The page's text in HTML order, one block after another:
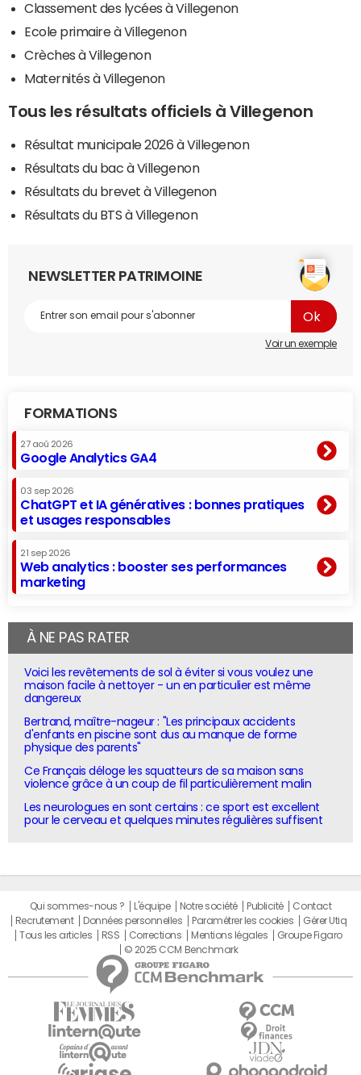
Classement des lycées à Villegenon
Ecole primaire à Villegenon
Crèches à Villegenon
Maternités à Villegenon
Tous les résultats officiels à Villegenon
Résultat municipale 2026 à Villegenon
Résultats du bac à Villegenon
Résultats du brevet à Villegenon
Résultats du BTS à Villegenon
NEWSLETTER PATRIMOINE
Voir un exemple
FORMATIONS
27 aoû 2026
Google Analytics GA4
03 sep 2026
ChatGPT et IA génératives : bonnes pratiques
et usages responsables
21 sep 2026
Web analytics : booster ses performances
marketing
À NE PAS RATER
Voici les revêtements de sol à éviter si vous voulez une
maison facile à nettoyer - un en particulier est même
dangereux
Bertrand, maître-nageur : "Les principaux accidents
d'enfants en piscine sont dus au manque de forme
physique des parents"
Ce Français déloge les squatteurs de sa maison sans
violence grâce à un coup de fil particulièrement malin
Les neurologues en sont certains : ce sport est excellent
pour le cerveau et quelques minutes régulières suffisent
Qui sommes-nous ? L'équipe Notre société Publicité
Contact
Recrutement
Données personnelles Paramétrer les cookies
Gérer Utiq
Tous les articles
RSS Corrections Mentions légales
Groupe Figaro
© 2025 CCM Benchmark